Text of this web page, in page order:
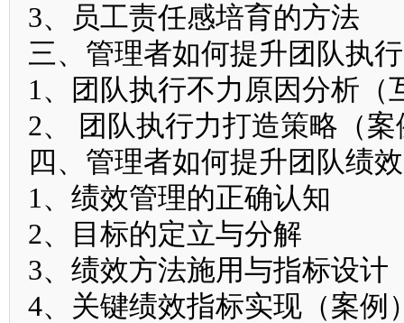
3、员工责任感培育的方法
三、管理者如何提升团队执
1、团队执行不力原因分析（
2、 团队执行力打造策略（案
四、管理者如何提升团队绩
1、绩效管理的正确认知
2、目标的定立与分解
3、绩效方法施用与指标设计
4、关键绩效指标实现（案例